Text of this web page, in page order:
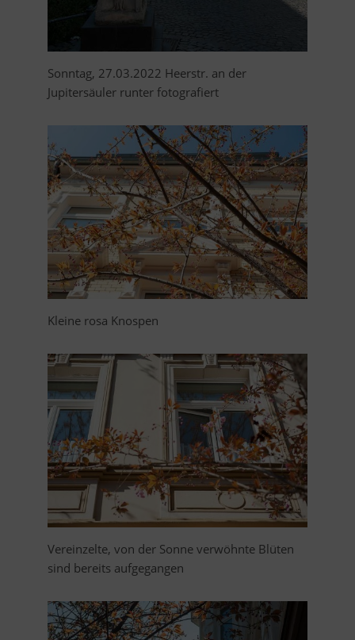
Sonntag, 27.03.2022 Heerstr. an der
Jupitersäuler runter fotografiert
Kleine rosa Knospen
Vereinzelte, von der Sonne verwöhnte Blüten
sind bereits aufgegangen